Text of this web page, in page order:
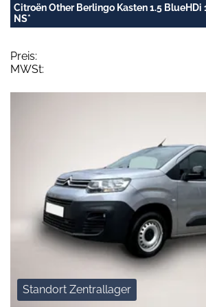
Citroën Other Berlingo Kasten 1.5 BlueHDi
NS*
Preis:
MWSt:
Standort Zentrallager